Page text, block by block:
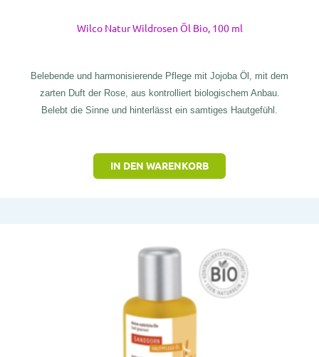
Wilco Natur Wildrosen Öl Bio, 100 ml
Belebende und harmonisierende Pflege mit Jojoba Öl, mit dem
zarten Duft der Rose, aus kontrolliert biologischem Anbau.
Belebt die Sinne und hinterlässt ein samtiges Hautgefühl.
IN DEN WARENKORB